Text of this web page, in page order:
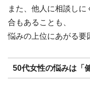
また、他人に相談し
合もあることも、
悩みの上位にあがる要
50代女性の悩みは「